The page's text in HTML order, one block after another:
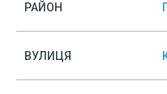
РАЙОН
ВУЛИЦЯ